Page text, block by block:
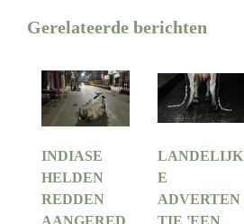
Gerelateerde berichten
INDIASE
HELDEN
REDDEN
AANGERED
LANDELIJK
E
ADVERTEN
TIE 'EEN